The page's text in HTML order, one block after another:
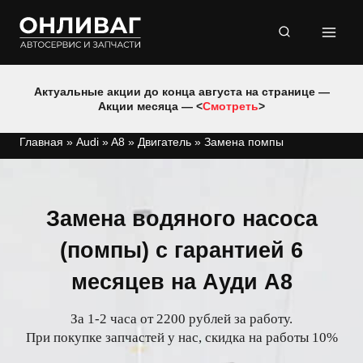
содержимому
Актуальные акции до конца августа на странице —
Акции месяца — <Смотреть>
Главная » Audi »A8 » Двигатель » Замена помпы
Замена водяного насоса
(помпы) с гарантией 6
месяцев на Ауди A8
За 1-2 часа от 2200 рублей за работу.
При покупке запчастей у нас, скидка на работы 10%